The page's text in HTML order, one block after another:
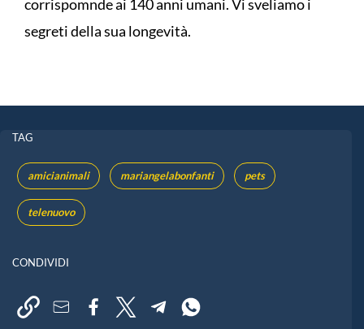
corrispomnde ai 140 anni umani. Vi sveliamo i
segreti della sua longevità.
TAG
amicianimali mariangelabonfanti pets
telenuovo
CONDIVIDI